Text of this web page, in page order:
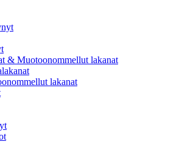
& Muotoonommellut lakanat
lakanat